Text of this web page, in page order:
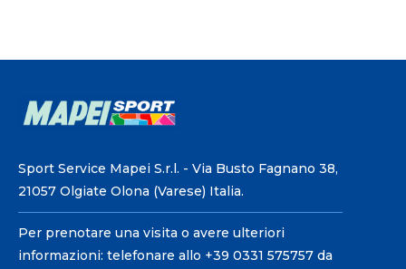
Sport Service Mapei S.r.l. - Via Busto Fagnano 38,
21057 Olgiate Olona (Varese) Italia.
Per prenotare una visita o avere ulteriori
informazioni: telefonare allo +39 0331 575757 da